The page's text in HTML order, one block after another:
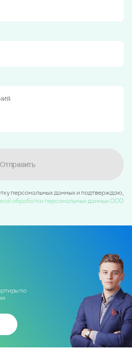
Отправить
персональных данных и подтверждаю,
обработки персональных данных ООО
по